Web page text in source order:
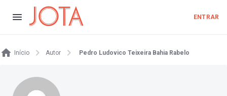
ENTRAR
Início Autor Pedro Ludovico Teixeira Bahia Rabelo